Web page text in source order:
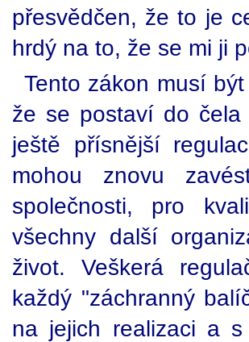
přesvědčen, že to je
hrdý na to, že se mi ji
Tento zákon musí
že se postaví do čela
ještě přísnější
mohou znovu
společnosti, pro
všechny další
život. Veškerá
každý "záchranný
na jejich realizaci a